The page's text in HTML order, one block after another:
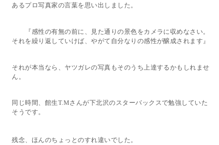
あるプロ写真家の言葉を思い出しました。
『感性の有無の前に、見た通りの景色をカメラに収めなさい。
それを繰り返していけば、やがて自分なりの感性が醸成されます』
それが本当なら、ヤツガレの写真もそのうち上達するかもしれませ
ん。
同じ時間、館生T.Mさんが下北沢のスターバックスで勉強していた
そうです。
残念、ほんのちょっとのすれ違いでした。